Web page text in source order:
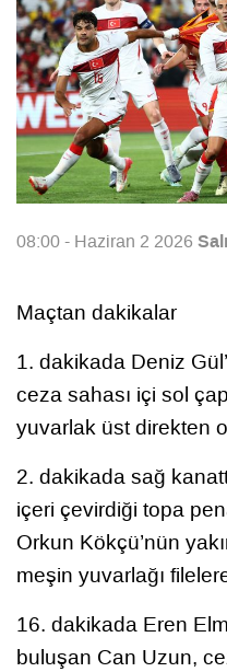
08:00 - Haziran 2 2026 Salı
Maçtan dakikalar
1. dakikada Deniz
ceza sahası içi sol
yuvarlak üst direkten
2. dakikada sağ
içeri çevirdiği topa
Orkun Kökçü’nün
meşin yuvarlağı
16. dakikada Eren
buluşan Can Uzun,